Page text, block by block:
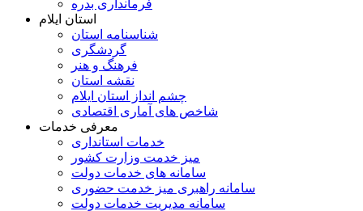
فرمانداری بدره
استان ایلام
شناسنامه استان
گردشگری
فرهنگ و هنر
نقشه استان
چشم انداز استان ایلام
شاخص های آماری اقتصادی
معرفی خدمات
خدمات استانداری
میز خدمت وزارت کشور
سامانه های خدمات دولت
سامانه راهبری میز خدمت حضوری
سامانه مدیریت خدمات دولت